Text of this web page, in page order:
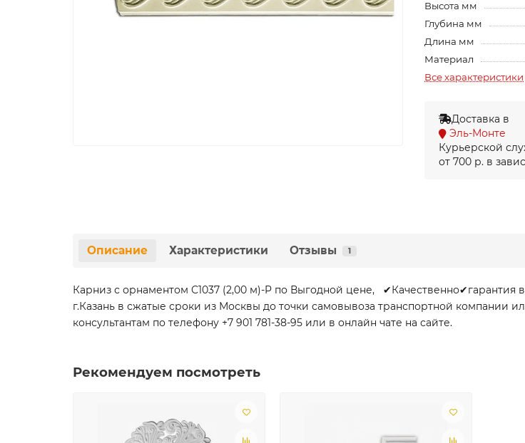
Высота мм
Глубина мм
Длина мм
Материал
Все характеристики
Доставка в
Эль-Монте
Курьерской
от 700 р. в
Описание Характеристики Отзывы 1
Карниз с орнаментом C1037 (2,00 м)-P по Выгодной цене,
г.Казань в сжатые сроки из Москвы до точки самовывоза транспортной
консультантам по телефону +7 901 781-38-95 или в онлайн чате на сайте.
Рекомендуем посмотреть